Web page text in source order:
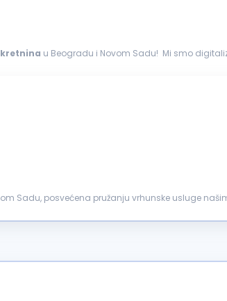
u Beogradu i Novom Sadu! Mi smo
Sadu, posvećena pružanju vrhunske usluge